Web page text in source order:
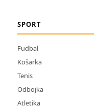
SPORT
Fudbal
Košarka
Tenis
Odbojka
Atletika